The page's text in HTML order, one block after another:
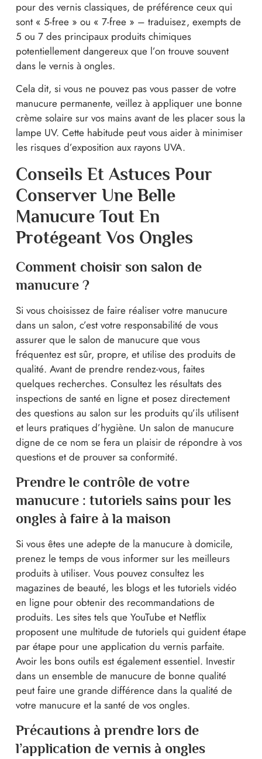
pour des vernis classiques, de préférence ceux qui
sont « 5-free » ou « 7-free » – traduisez, exempts de
5 ou 7 des principaux produits chimiques
potentiellement dangereux que l’on trouve souvent
dans le vernis à ongles.
Cela dit, si vous ne pouvez pas vous passer de votre
manucure permanente, veillez à appliquer une bonne
crème solaire sur vos mains avant de les placer sous la
lampe UV. Cette habitude peut vous aider à minimiser
les risques d’exposition aux rayons UVA.
Conseils Et Astuces Pour
Conserver Une Belle
Manucure Tout En
Protégeant Vos Ongles
Comment choisir son salon de
manucure ?
Si vous choisissez de faire réaliser votre manucure
dans un salon, c’est votre responsabilité de vous
assurer que le salon de manucure que vous
fréquentez est sûr, propre, et utilise des produits de
qualité. Avant de prendre rendez-vous, faites
quelques recherches. Consultez les résultats des
inspections de santé en ligne et posez directement
des questions au salon sur les produits qu’ils utilisent
et leurs pratiques d’hygiène. Un salon de manucure
digne de ce nom se fera un plaisir de répondre à vos
questions et de prouver sa conformité.
Prendre le contrôle de votre
manucure : tutoriels sains pour les
ongles à faire à la maison
Si vous êtes une adepte de la manucure à domicile,
prenez le temps de vous informer sur les meilleurs
produits à utiliser. Vous pouvez consultez les
magazines de beauté, les blogs et les tutoriels vidéo
en ligne pour obtenir des recommandations de
produits. Les sites tels que YouTube et Netflix
proposent une multitude de tutoriels qui guident étape
par étape pour une application du vernis parfaite.
Avoir les bons outils est également essentiel. Investir
dans un ensemble de manucure de bonne qualité
peut faire une grande différence dans la qualité de
votre manucure et la santé de vos ongles.
Précautions à prendre lors de
l’application de vernis à ongles